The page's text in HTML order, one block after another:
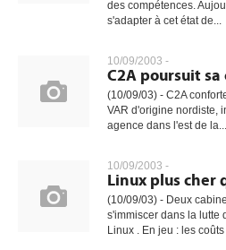
des compétences.
s'adapter à cet état de...
10/09/2003 -
C2A poursuit
(10/09/03) - C2A
VAR d'origine nordiste,
agence dans l'est de la...
10/09/2003 -
Linux plus cher
(10/09/03) - Deux
s'immiscer dans la lutte
Linux . En jeu : les coûts